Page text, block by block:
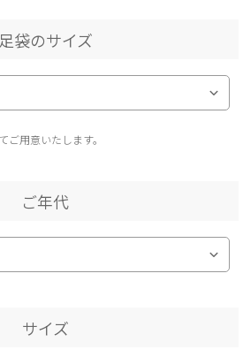
足袋のサイズ
用意いたします。
ご年代
サイズ